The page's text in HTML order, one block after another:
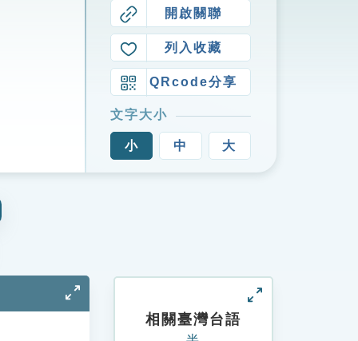
開啟關聯
列入收藏
QRcode分享
文字大小
小 中 大
相關臺灣台語